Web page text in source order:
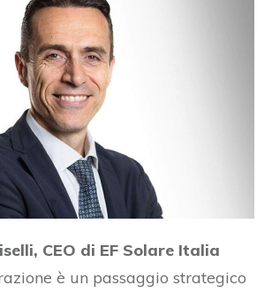
CEO di EF Solare Italia
è un passaggio strategico